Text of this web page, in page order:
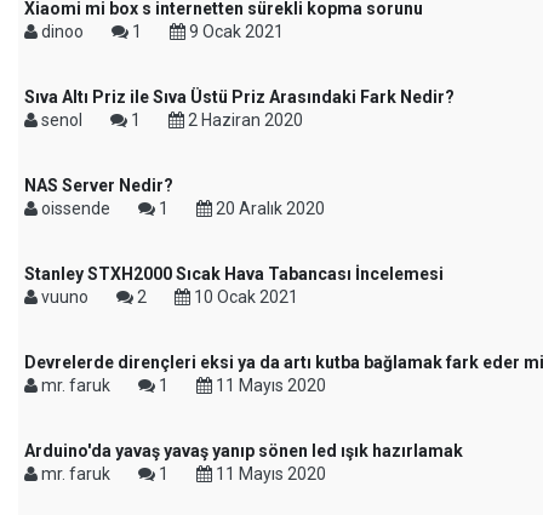
Xiaomi mi box s internetten sürekli kopma sorunu
dinoo
1 9 Ocak 2021
Sıva Altı Priz ile Sıva Üstü Priz Arasındaki Fark Nedir?
senol
1 2 Haziran 2020
NAS Server Nedir?
oissende
1 20 Aralık 2020
Stanley STXH2000 Sıcak Hava Tabancası İncelemesi
vuuno
2 10 Ocak 2021
Devrelerde dirençleri eksi ya da artı kutba bağlamak fark eder
mr. faruk
1 11 Mayıs 2020
Arduino'da yavaş yavaş yanıp sönen led ışık hazırlamak
mr. faruk
1 11 Mayıs 2020